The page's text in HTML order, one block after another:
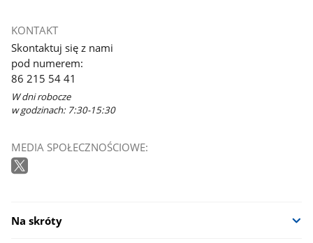
KONTAKT
Skontaktuj się z nami
pod numerem:
86 215 54 41
W dni robocze
w godzinach: 7:30-15:30
MEDIA SPOŁECZNOŚCIOWE:
Na skróty